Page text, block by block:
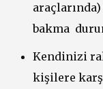
bakma
Kendinizi
kişilere